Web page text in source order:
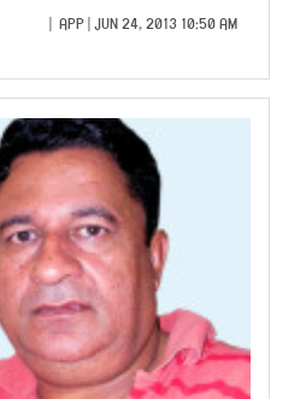
APP| JUN 24, 2013 10:50 AM |